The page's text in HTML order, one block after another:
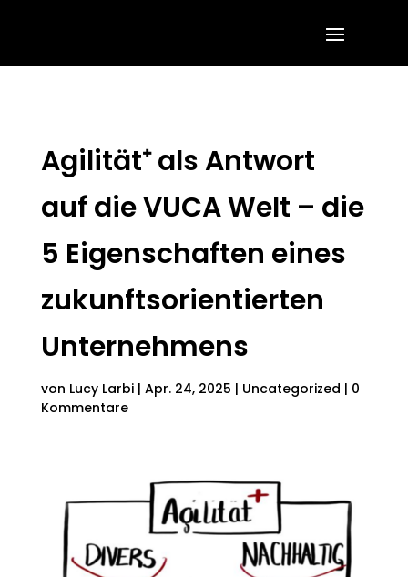
Agilität⁺ als Antwort
auf die VUCA Welt – die
5 Eigenschaften eines
zukunftsorientierten
Unternehmens
von Lucy Larbi| Apr. 24, 2025 | Uncategorized | 0
Kommentare